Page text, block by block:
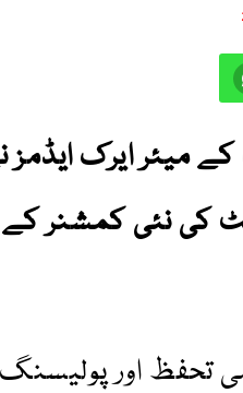
میئر ایرک
کی نئی کمشنر کے
تحفظ اور